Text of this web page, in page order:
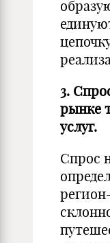
3.
рынке
услуг.
Спрос